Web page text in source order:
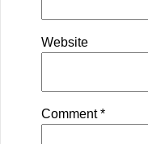
Website
Comment*